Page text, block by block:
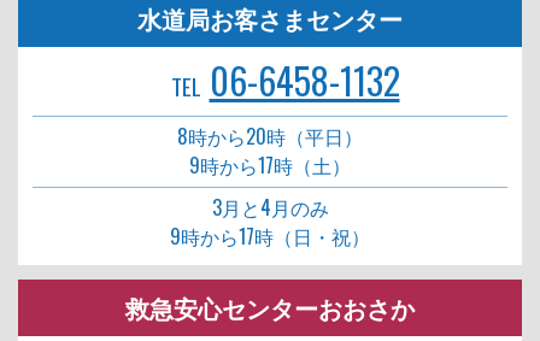
水道局お客さまセンター
TEL 06-6458-1132
8時から20時（平日）
9時から17時（土）
3月と4月のみ
9時から17時（日・祝）
救急安心センターおおさか